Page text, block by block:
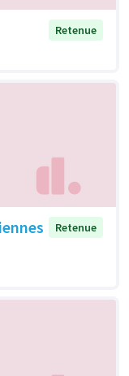
Retenue
Retenue